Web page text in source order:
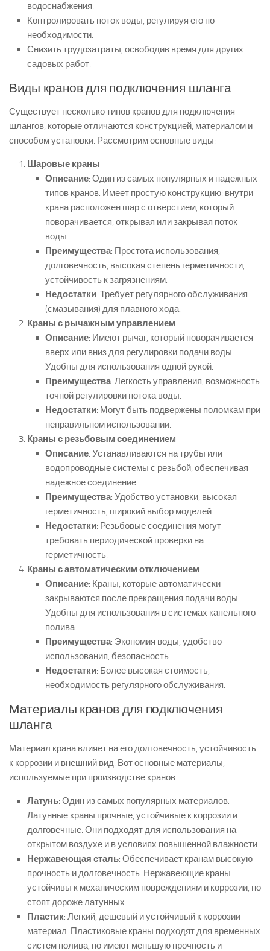
водоснабжения.
Контролировать поток воды, регулируя его по
необходимости.
Снизить трудозатраты, освободив время для других
садовых работ.
Виды кранов для подключения шланга
Существует несколько типов кранов для подключения
шлангов, которые отличаются конструкцией, материалом и
способом установки. Рассмотрим основные виды:
Шаровые краны
Описание: Один из самых популярных и надежных
типов кранов. Имеет простую конструкцию: внутри
крана расположен шар с отверстием, который
поворачивается, открывая или закрывая поток
воды.
Преимущества: Простота использования,
долговечность, высокая степень герметичности,
устойчивость к загрязнениям.
Недостатки: Требует регулярного обслуживания
(смазывания) для плавного хода.
Краны с рычажным управлением
Описание: Имеют рычаг, который поворачивается
вверх или вниз для регулировки подачи воды.
Удобны для использования одной рукой.
Преимущества: Легкость управления, возможность
точной регулировки потока воды.
Недостатки: Могут быть подвержены поломкам при
неправильном использовании.
Краны с резьбовым соединением
Описание: Устанавливаются на трубы или
водопроводные системы с резьбой, обеспечивая
надежное соединение.
Преимущества: Удобство установки, высокая
герметичность, широкий выбор моделей.
Недостатки: Резьбовые соединения могут
требовать периодической проверки на
герметичность.
Краны с автоматическим отключением
Описание: Краны, которые автоматически
закрываются после прекращения подачи воды.
Удобны для использования в системах капельного
полива.
Преимущества: Экономия воды, удобство
использования, безопасность.
Недостатки: Более высокая стоимость,
необходимость регулярного обслуживания.
Материалы кранов для подключения
шланга
Материал крана влияет на его долговечность, устойчивость
к коррозии и внешний вид. Вот основные материалы,
используемые при производстве кранов:
Латунь: Один из самых популярных материалов.
Латунные краны прочные, устойчивые к коррозии и
долговечные. Они подходят для использования на
открытом воздухе и в условиях повышенной влажности.
Нержавеющая сталь: Обеспечивает кранам высокую
прочность и долговечность. Нержавеющие краны
устойчивы к механическим повреждениям и коррозии, но
стоят дороже латунных.
Пластик: Легкий, дешевый и устойчивый к коррозии
материал. Пластиковые краны подходят для временных
систем полива, но имеют меньшую прочность и